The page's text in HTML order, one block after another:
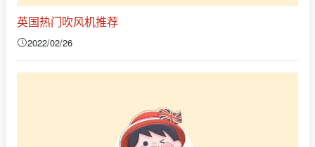
英国热门吹风机推荐
2022/02/26